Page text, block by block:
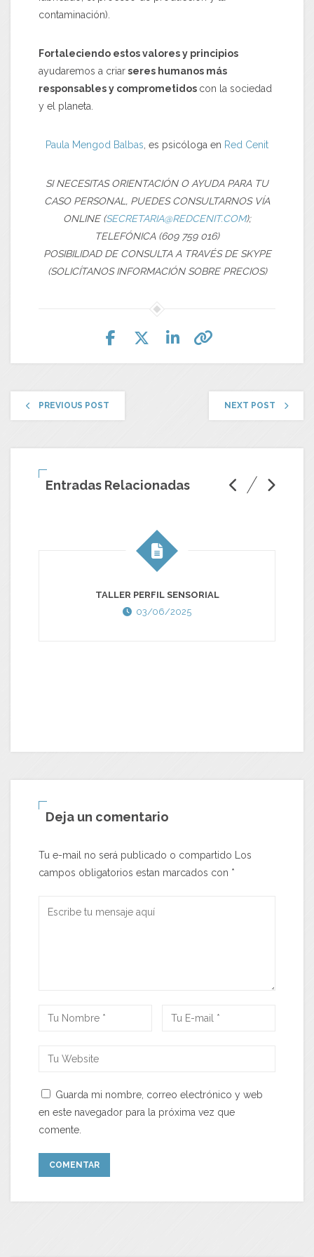
contaminación).
Fortaleciendo estos valores y principios
ayudaremos a criarseres humanos más
responsables y comprometidos con la sociedad
y el planeta.
Paula Mengod Balbas , es psicóloga en Red Cenit
SI NECESITAS ORIENTACIÓN O AYUDA PARA TU
CASO PERSONAL, PUEDES CONSULTARNOS VÍA
ONLINE (SECRETARIA@REDCENIT.COM);
TELEFÓNICA (609 759 016)
POSIBILIDAD DE CONSULTA A TRAVÉS DE SKYPE
(SOLICÍTANOS INFORMACIÓN SOBRE PRECIOS)
PREVIOUS POST NEXT POST
Entradas Relacionadas
TALLER PERFIL SENSORIAL
03/06/2025
Deja un comentario
Tu e-mail no será publicado o compartido Los
campos obligatorios estan marcados con *
Guarda mi nombre, correo electrónico y web
en este navegador para la próxima vez que
comente.